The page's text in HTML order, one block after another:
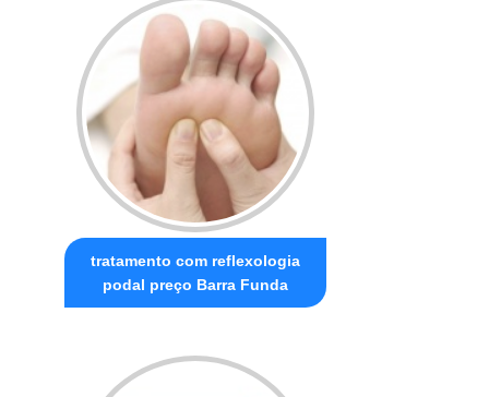
tratamento com reflexologia
podal preço Barra Funda